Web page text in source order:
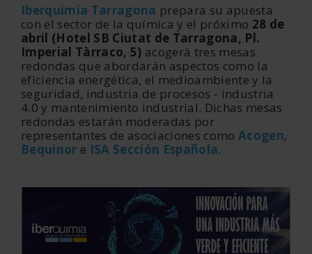
Iberquimia Tarragona prepara su apuesta
con el sector de la química y el próximo 28 de
abril (Hotel SB Ciutat de Tarragona, Pl.
Imperial Tàrraco, 5) acogerá tres mesas
redondas que abordarán aspectos como la
eficiencia energética, el medioambiente y la
seguridad, industria de procesos - industria
4.0 y mantenimiento industrial. Dichas mesas
redondas estarán moderadas por
representantes de asociaciones como Acogen,
Bequinor e ISA Sección Española.